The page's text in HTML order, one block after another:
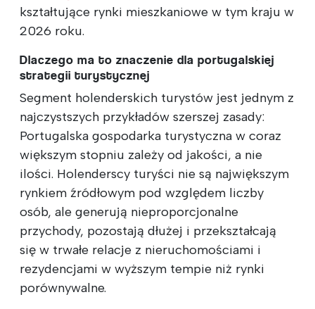
kształtujące rynki mieszkaniowe w tym kraju w
2026 roku.
Dlaczego ma to znaczenie dla portugalskiej
strategii turystycznej
Segment holenderskich turystów jest jednym z
najczystszych przykładów szerszej zasady:
Portugalska gospodarka turystyczna w coraz
większym stopniu zależy od jakości, a nie
ilości. Holenderscy turyści nie są największym
rynkiem źródłowym pod względem liczby
osób, ale generują nieproporcjonalne
przychody, pozostają dłużej i przekształcają
się w trwałe relacje z nieruchomościami i
rezydencjami w wyższym tempie niż rynki
porównywalne.